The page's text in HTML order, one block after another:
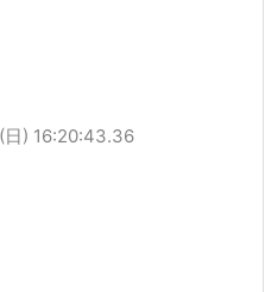
) 16:20:43.36